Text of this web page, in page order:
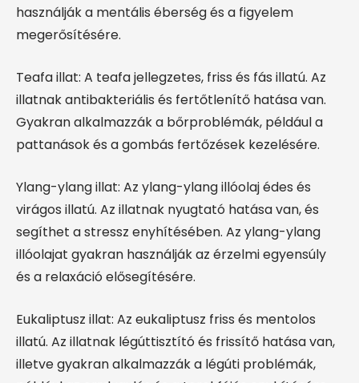
használják a mentális éberség és a figyelem
megerősítésére.
Teafa illat: A teafa jellegzetes, friss és fás illatú. Az
illatnak antibakteriális és fertőtlenítő hatása van.
Gyakran alkalmazzák a bőrproblémák, például a
pattanások és a gombás fertőzések kezelésére.
Ylang-ylang illat: Az ylang-ylang illóolaj édes és
virágos illatú. Az illatnak nyugtató hatása van, és
segíthet a stressz enyhítésében. Az ylang-ylang
illóolajat gyakran használják az érzelmi egyensúly
és a relaxáció elősegítésére.
Eukaliptusz illat: Az eukaliptusz friss és mentolos
illatú. Az illatnak légúttisztító és frissítő hatása van,
illetve gyakran alkalmazzák a légúti problémák,